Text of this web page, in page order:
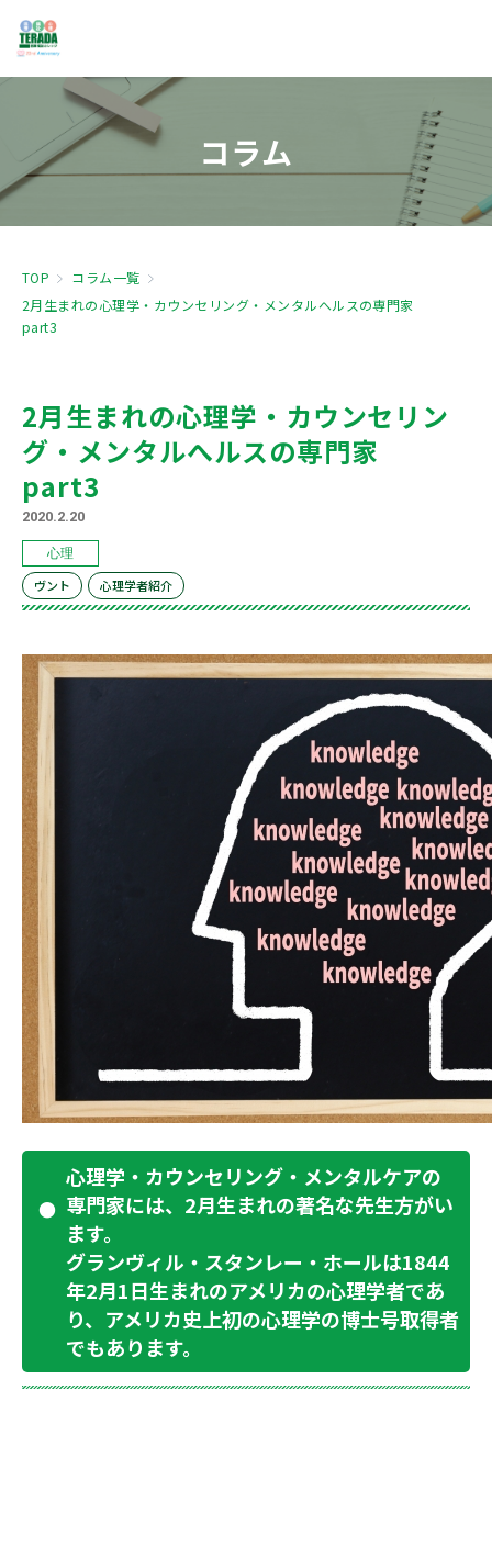
コラム
TOP
コラム一覧
2月生まれの心理学・カウンセリング・メンタルへルスの専門家
part3
2月生まれの心理学・カウンセリン
グ・メンタルへルスの専門家
part3
2020.2.20
心理
ヴント 心理学者紹介
心理学・カウンセリング・メンタルケアの
専門家には、2月生まれの著名な先生方がい
ます。
グランヴィル・スタンレー・ホールは1844
年2月1日生まれのアメリカの心理学者であ
り、アメリカ史上初の心理学の博士号取得者
でもあります。